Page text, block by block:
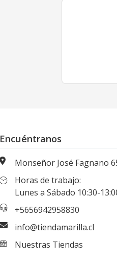
Encuéntranos
Monseñor José Fagnano 657, , Punta
Horas de trabajo:
Lunes a Sábado 10:30-13:00
+5656942958830
info@tiendamarilla.cl
Nuestras Tiendas